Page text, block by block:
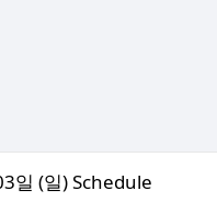
일 (일) Schedule